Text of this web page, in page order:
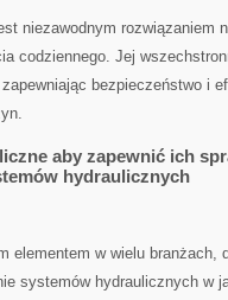
niezawodnym rozwiązaniem
codziennego. Jej⁣
bezpieczeństwo i
aby zapewnić ich
hydraulicznych
​elementem w wielu branżach,⁣
systemów hydraulicznych ‌w